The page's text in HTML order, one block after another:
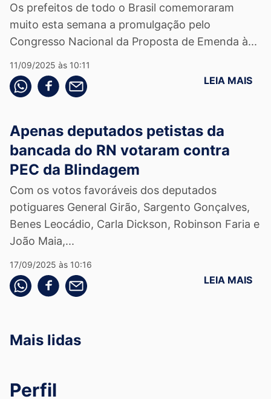
Os prefeitos de todo o Brasil comemoraram
muito esta semana a promulgação pelo
Congresso Nacional da Proposta de Emenda à...
11/09/2025 às 10:11
Compartilhe pelo whatsapp
Compartilhar no facebook
Compartilhe pelo email LEIA MAIS
Apenas deputados petistas da
bancada do RN votaram contra
PEC da Blindagem
Com os votos favoráveis dos deputados
potiguares General Girão, Sargento Gonçalves,
Benes Leocádio, Carla Dickson, Robinson Faria e
João Maia,...
17/09/2025 às 10:16
Compartilhe pelo whatsapp
Compartilhar no facebook
Compartilhe pelo email LEIA MAIS
Mais lidas
Perfil